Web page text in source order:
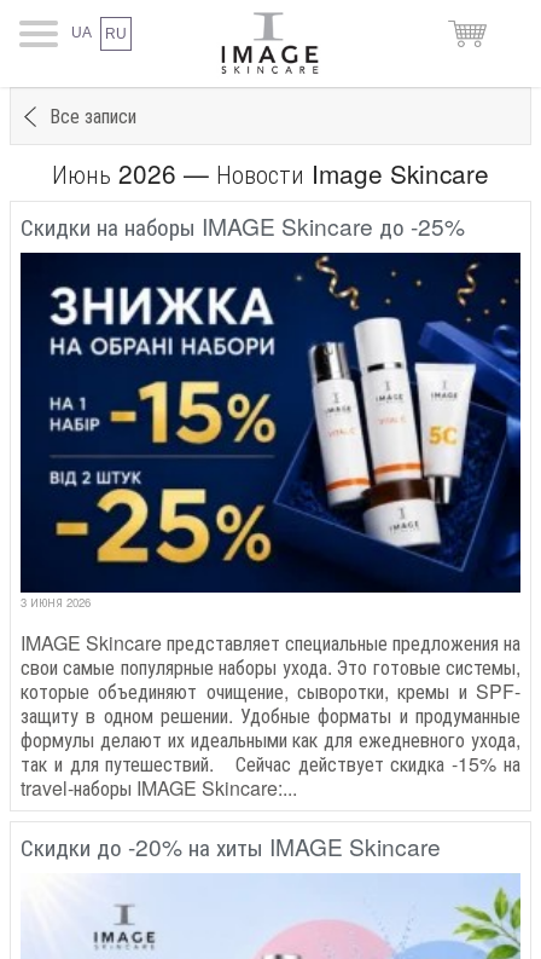
UA RU
Все записи
Июнь 2026 — Новости Image Skincare
Скидки на наборы IMAGE Skincare до -25%
3 ИЮНЯ 2026
IMAGE Skincare представляет специальные предложения на
свои самые популярные наборы ухода. Это готовые системы,
которые объединяют очищение, сыворотки, кремы и SPF-
защиту в одном решении. Удобные форматы и продуманные
формулы делают их идеальными как для ежедневного ухода,
так и для путешествий. Сейчас действует скидка -15% на
travel-наборы IMAGE Skincare:...
Скидки до -20% на хиты IMAGE Skincare